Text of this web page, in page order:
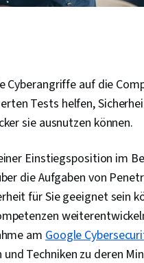
Cyberangriffe auf die
Tests helfen,
sie ausnutzen können.
Einstiegsposition im
die Aufgaben von
für Sie geeignet sein
amGoogle
Techniken zu deren